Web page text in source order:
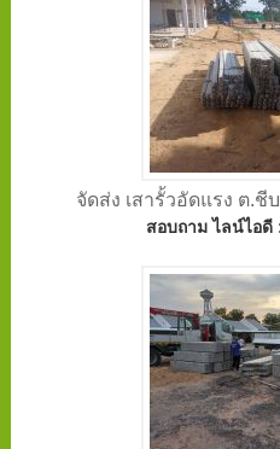
จัดส่ง เสารั้วอัดแรง ต.
สอบถาม ไลน์ไอ